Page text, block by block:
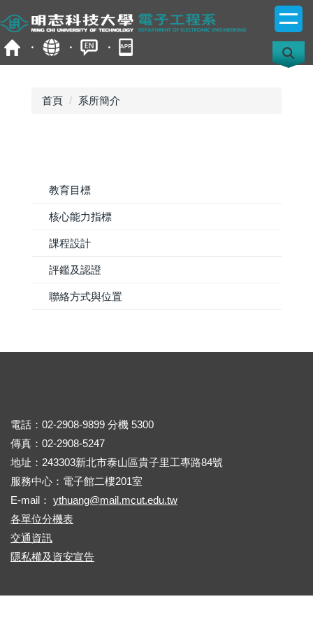
到
主
要
首頁 系所簡介
教育目標
核心能力指標
課程設計
評鑑及認證
聯絡方式與位置
電話：02-2908-9899 分機 5300
傳真：02-2908-5247
地址：243303新北市泰山區貴子里工專路84號
服務中心：電子館二樓201室
E-mail： ythuang@mail.mcut.edu.tw
各單位分機表
交通資訊
隱私權及資安宣告